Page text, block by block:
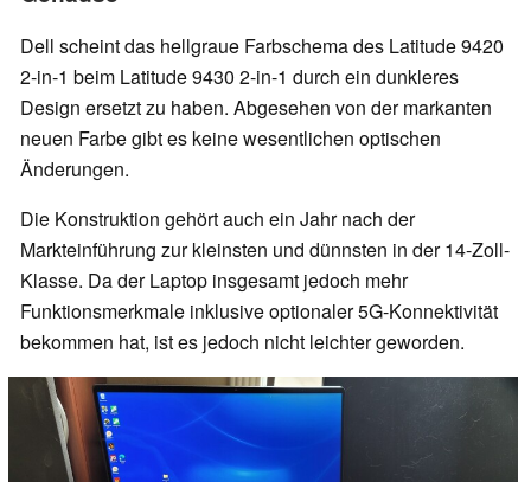
Dell scheint das hellgraue Farbschema des Latitude 9420
2-in-1 beim Latitude 9430 2-in-1 durch ein dunkleres
Design ersetzt zu haben. Abgesehen von der markanten
neuen Farbe gibt es keine wesentlichen optischen
Änderungen.
Die Konstruktion gehört auch ein Jahr nach der
Markteinführung zur kleinsten und dünnsten in der 14-Zoll-
Klasse. Da der Laptop insgesamt jedoch mehr
Funktionsmerkmale inklusive optionaler 5G-Konnektivität
bekommen hat, ist es jedoch nicht leichter geworden.